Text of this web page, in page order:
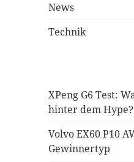
News
Technik
XPeng G6 Test:
hinter dem Hype?
Volvo EX60 P10
Gewinnertyp